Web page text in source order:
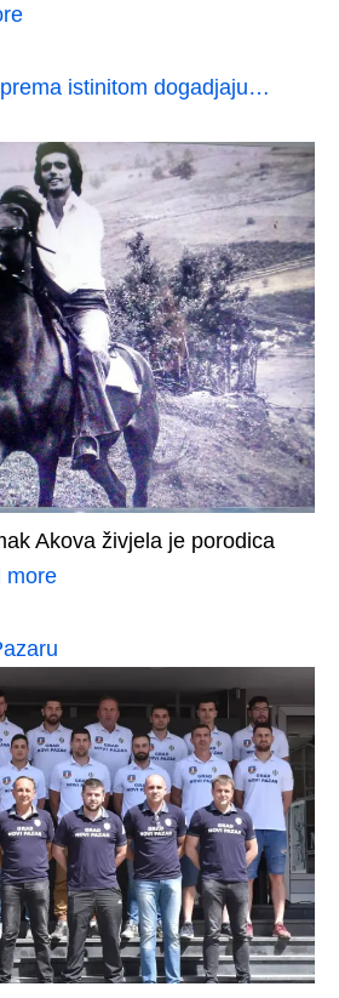
istinitom dogadjaju…
Akova živjela je porodica
more